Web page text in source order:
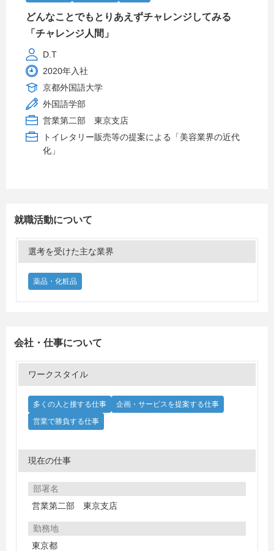
どんなことでもとりあえずチャレンジしてみる
「チャレンジ人間」
D.T
2020年入社
京都外国語大学
外国語学部
営業第二部 東京支店
トイレタリー販売等の提案による「美容業界の近代
化」
就職活動について
選考を受けた主な業界
薬品・化粧品
会社・仕事について
ワークスタイル
多くの人と接する仕事
企画・サービスを提案する仕事
営業で勝負する仕事
現在の仕事
部署名
営業第二部 東京支店
勤務地
東京都